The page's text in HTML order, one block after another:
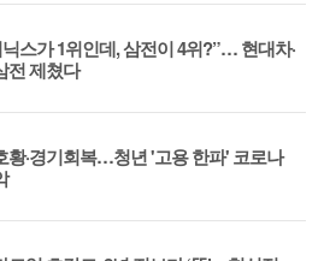
스가 1위인데, 삼전이 4위?”… 현대차·
전 제쳤다
황·경기회복…청년 '고용 한파' 코로나